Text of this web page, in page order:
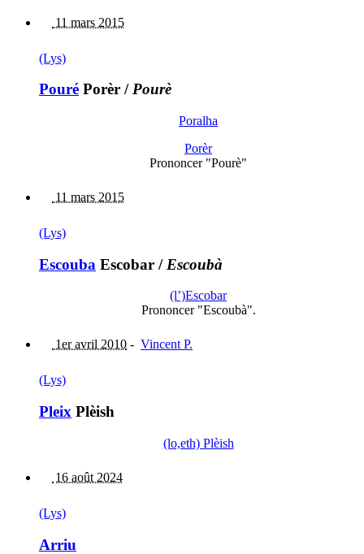
11 mars 2015
(Lys)
Pouré Porèr /Pourè
Poralha
Porèr
Prononcer "Pourè"
11 mars 2015
(Lys)
Escouba Escobar / Escoubà
(l’)Escobar
Prononcer "Escoubà".
1er avril 2010 - Vincent P.
(Lys)
Pleix Plèish
(lo,eth) Plèish
16 août 2024
(Lys)
Arriu